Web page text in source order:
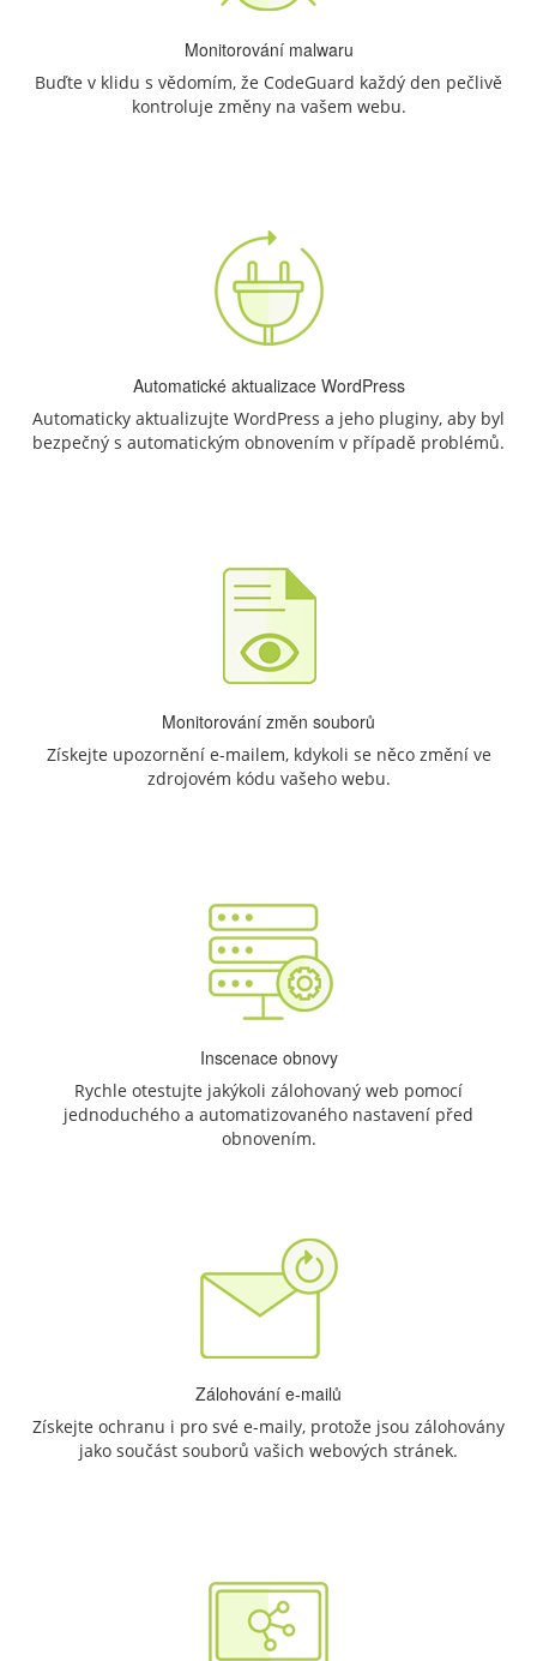
Monitorování malwaru
Buďte v klidu s vědomím, že CodeGuard každý den pečlivě
kontroluje změny na vašem webu.
Automatické aktualizace WordPress
Automaticky aktualizujte WordPress a jeho pluginy, aby byl
bezpečný s automatickým obnovením v případě problémů.
Monitorování změn souborů
Získejte upozornění e-mailem, kdykoli se něco změní ve
zdrojovém kódu vašeho webu.
Inscenace obnovy
Rychle otestujte jakýkoli zálohovaný web pomocí
jednoduchého a automatizovaného nastavení před
obnovením.
Zálohování e-mailů
Získejte ochranu i pro své e-maily, protože jsou zálohovány
jako součást souborů vašich webových stránek.